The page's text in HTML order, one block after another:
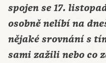
spojen se 17.
osobně nelíbí na
nějaké srovnání s
sami zažili nebo co